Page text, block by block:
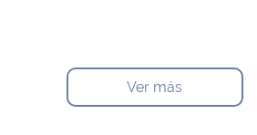
Ver más